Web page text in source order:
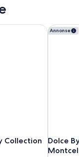
Collection
Annonse
Dolce
Montcel
Dolce